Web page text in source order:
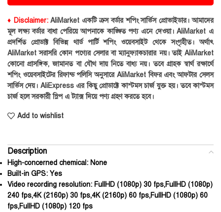
♦ Disclaimer:AliMarket একটি ক্রস বর্ডার শপিং সার্ভিস প্রোভাইডার। আমাদের
মূল লক্ষ্য বর্ডার বাধা পেরিয়ে আপনাকে কাঙ্ক্ষিত পণ্য এনে দেওয়া। AliMarket এ
প্রদর্শিত প্রোডাক্ট বিভিন্ন থার্ড পার্টি শপিং ওয়েবসাইট থেকে সংগৃহীত। অর্থাৎ
AliMarket সরাসরি কোন পণ্যের সেলার বা ম্যানুফ্যাকচারার নয়। তাই AliMarket
কোনো প্রাসঙ্গিক, জামানত বা যৌথ দায় নিতে বাধ্য নয়। তবে গ্রাহক স্বার্থ রক্ষার্থে
শপিং ওয়েবসাইটের রিফান্ড পলিসি অনুসারে AliMarket বিফর এবং আফটার সেলস
সার্ভিস দেয়। AliExpress এর কিছু প্রোডাক্টে কাস্টমস চার্জ যুক্ত হয়। তবে কাস্টমস
চার্জ হলে সরকারী স্লিপ এ ট্যাক্স দিয়ে পণ্য গ্রহণ করতে হবে।
Add to wishlist
Description
High-concerned chemical: None
Built-in GPS: Yes
Video recording resolution: FullHD (1080p) 30 fps,FullHD (1080p)
240 fps,4K (2160p) 30 fps,4K (2160p) 60 fps,FullHD (1080p) 60
fps,FullHD (1080p) 120 fps